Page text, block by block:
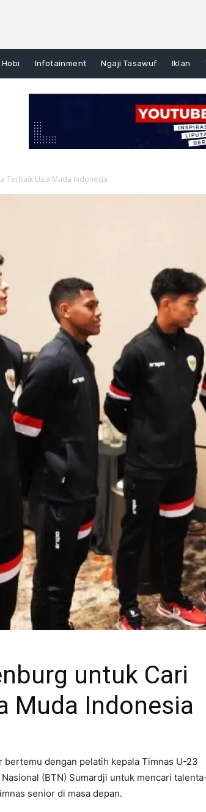
Hobi Infotainment Ngaji Tasawuf Iklan
Terbaik Usia Muda Indonesia
untuk Cari
Muda Indonesia
bertemu dengan pelatih kepala Timnas U-23
(BTN) Sumardji untuk mencari
senior di masa depan.